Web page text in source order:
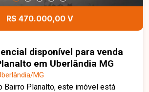
R$ 470.000,00 V
disponível para venda
em Uberlândia MG
MG
Bairro Planalto, este imóvel está